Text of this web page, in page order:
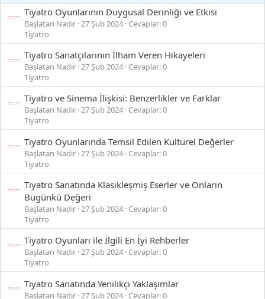
Tiyatro Oyunlarının Duygusal Derinliği ve Etkisi
Başlatan Nadir 27 Şub 2024 Cevaplar: 0
Tiyatro
Tiyatro Sanatçılarının İlham Veren Hikayeleri
Başlatan Nadir 27 Şub 2024 Cevaplar: 0
Tiyatro
Tiyatro ve Sinema İlişkisi: Benzerlikler ve Farklar
Başlatan Nadir 27 Şub 2024 Cevaplar: 0
Tiyatro
Tiyatro Oyunlarında Temsil Edilen Kültürel Değerler
Başlatan Nadir 27 Şub 2024 Cevaplar: 0
Tiyatro
Tiyatro Sanatında Klasikleşmiş Eserler ve Onların
Bugünkü Değeri
Başlatan Nadir 27 Şub 2024 Cevaplar: 0
Tiyatro
Tiyatro Oyunları ile İlgili En İyi Rehberler
Başlatan Nadir 27 Şub 2024 Cevaplar: 0
Tiyatro
Tiyatro Sanatında Yenilikçi Yaklaşımlar
Başlatan Nadir 27 Şub 2024 Cevaplar: 0